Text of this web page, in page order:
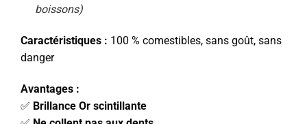
boissons)
Caractéristiques : 100 % comestibles, sans goût, sans
danger
Avantages :
✅ Brillance Or scintillante